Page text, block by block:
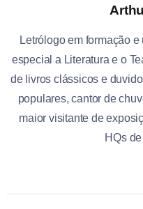
Letrólogo em formação
especial a Literatura e o
de livros clássicos e
populares, cantor de
maior visitante de
HQs